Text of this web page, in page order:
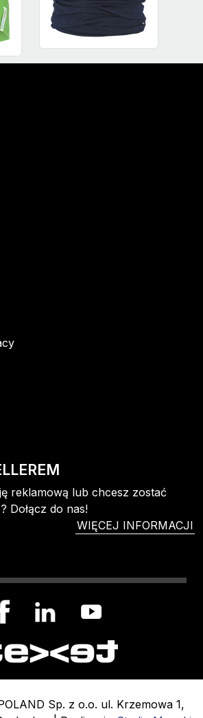
reklamową lub chcesz zostać
Dołącz do nas!
WIĘCEJ INFORMACJI
Sp. z o.o. ul. Krzemowa 1,